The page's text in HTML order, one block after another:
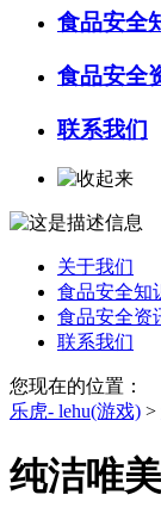
食品安全
食品安全
联系我们
关于我们
食品安全知
食品安全资
联系我们
您现在的位置：
乐虎- lehu(游戏) >
纯洁唯